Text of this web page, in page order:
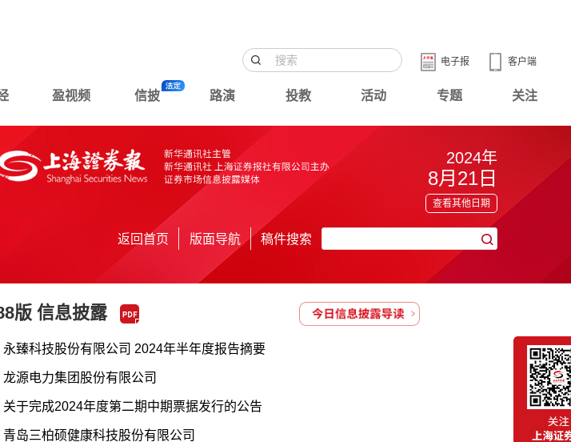
客户端
电子报
盈视频 信披 路演 投教 活动 专题 关注
2024年
8月21日
查看其他日期
返回首页 版面导航 稿件搜索
版 信息披露
永臻科技股份有限公司 2024年半年度报告摘要
龙源电力集团股份有限公司
关于完成2024年度第二期中期票据发行的公告
青岛三柏硕健康科技股份有限公司